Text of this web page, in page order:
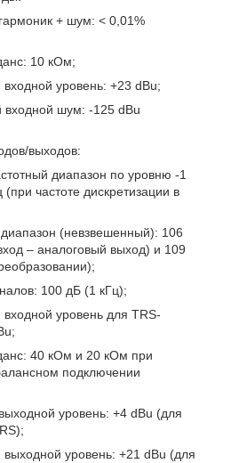
+ шум: < 0,01%
10 кОм;
уровень: +23 dBu;
входной шум: -125 dBu
выходов:
диапазон по уровню -1
частоте дискретизации в
(невзвешенный): 106
– аналоговый выход) и 109
100 дБ (1 кГц);
уровень для TRS-
40 кОм и 20 кОм при
подключении
уровень: +4 dBu (для
уровень: +21 dBu (для